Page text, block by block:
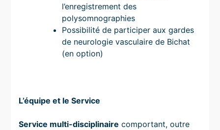
l’enregistrement des
polysomnographies
Possibilité de participer aux gardes
de neurologie vasculaire de Bichat
(en option)
L’équipe et le Service
Service multi-disciplinaire comportant, outre